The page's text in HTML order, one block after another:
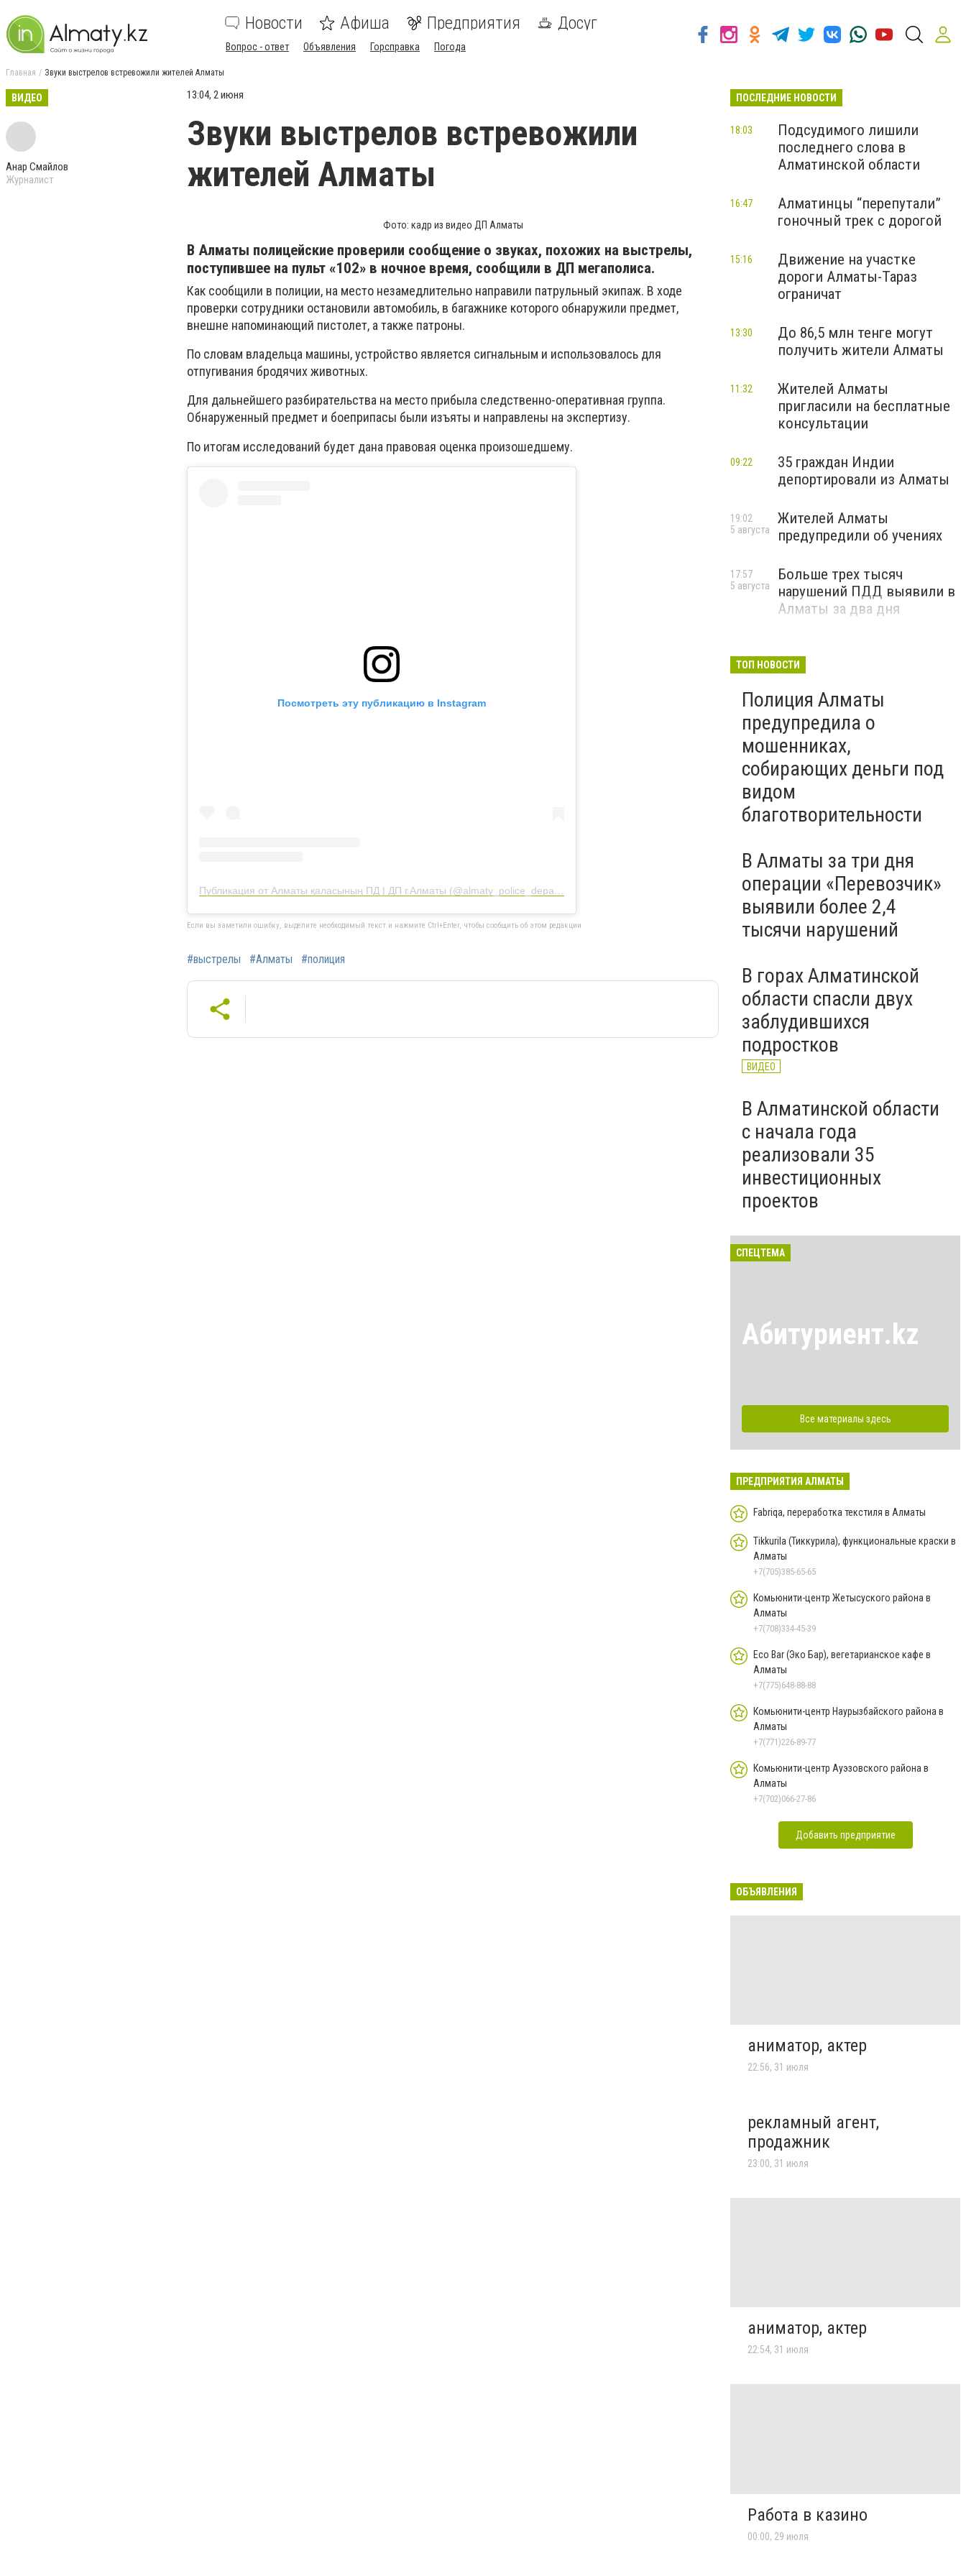
Новости Афиша Предприятия Досуг
Вопрос - ответ Объявления Горсправка Погода
Главная Звуки выстрелов встревожили жителей Алматы
ВИДЕО
Анар Смайлов
Журналист
13:04, 2 июня
Звуки выстрелов встревожили
жителей Алматы
Фото: кадр из видео ДП Алматы
В Алматы полицейские проверили сообщение о звуках, похожих на выстрелы,
поступившее на пульт «102» в ночное время, сообщили в ДП мегаполиса.
Как сообщили в полиции, на место незамедлительно направили патрульный экипаж. В ходе
проверки сотрудники остановили автомобиль, в багажнике которого обнаружили предмет,
внешне напоминающий пистолет, а также патроны.
По словам владельца машины, устройство является сигнальным и использовалось для
отпугивания бродячих животных.
Для дальнейшего разбирательства на место прибыла следственно-оперативная группа.
Обнаруженный предмет и боеприпасы были изъяты и направлены на экспертизу.
По итогам исследований будет дана правовая оценка произошедшему.
Посмотреть эту публикацию в Instagram
Публикация от Алматы қаласының ПД | ДП г.Алматы (@almaty_police_department)
Если вы заметили ошибку, выделите необходимый текст и нажмите Ctrl+Enter, чтобы сообщить об этом редакции
#выстрелы #Алматы #полиция
ПОСЛЕДНИЕ НОВОСТИ
Подсудимого лишили
последнего слова в
Алматинской области
18:03
Алматинцы “перепутали”
гоночный трек с дорогой
16:47
Движение на участке
дороги Алматы-Тараз
ограничат
15:16
До 86,5 млн тенге могут
получить жители Алматы
13:30
Жителей Алматы
пригласили на бесплатные
консультации
11:32
35 граждан Индии
депортировали из Алматы
09:22
Жителей Алматы
предупредили об учениях
19:02
5 августа
Больше трех тысяч
нарушений ПДД выявили в
Алматы за два дня
17:57
5 августа
ТОП НОВОСТИ
Полиция Алматы
предупредила о
мошенниках,
собирающих деньги под
видом
благотворительности
В Алматы за три дня
операции «Перевозчик»
выявили более 2,4
тысячи нарушений
В горах Алматинской
области спасли двух
заблудившихся
подростков
ВИДЕО
В Алматинской области
с начала года
реализовали 35
инвестиционных
проектов
СПЕЦТЕМА
Абитуриент.kz
Все материалы здесь
ПРЕДПРИЯТИЯ АЛМАТЫ
Fabriqa, переработка текстиля в Алматы
Tikkurila (Тиккурила), функциональные краски в
Алматы
+7(705)385-65-65
Комьюнити-центр Жетысуского района в
Алматы
+7(708)334-45-39
Eco Bar (Эко Бар), вегетарианское кафе в
Алматы
+7(775)648-88-88
Комьюнити-центр Наурызбайского района в
Алматы
+7(771)226-89-77
Комьюнити-центр Ауэзовского района в
Алматы
+7(702)066-27-86
Добавить предприятие
ОБЪЯВЛЕНИЯ
аниматор, актер
22:56, 31 июля
рекламный агент,
продажник
23:00, 31 июля
аниматор, актер
22:54, 31 июля
Работа в казино
00:00, 29 июля